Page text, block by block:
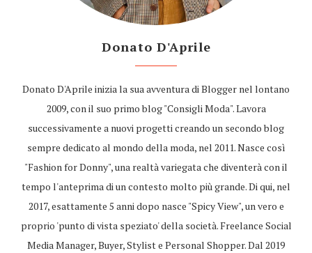
Donato D'Aprile
Donato D'Aprile inizia la sua avventura di Blogger nel lontano
2009, con il suo primo blog "Consigli Moda". Lavora
successivamente a nuovi progetti creando un secondo blog
sempre dedicato al mondo della moda, nel 2011. Nasce così
"Fashion for Donny", una realtà variegata che diventerà con il
tempo l'anteprima di un contesto molto più grande. Di qui, nel
2017, esattamente 5 anni dopo nasce "Spicy View", un vero e
proprio 'punto di vista speziato' della società. Freelance Social
Media Manager, Buyer, Stylist e Personal Shopper. Dal 2019